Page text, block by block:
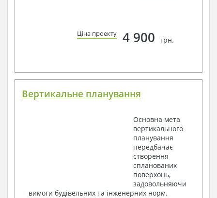
Ціна проекту 4 900 грн.
Вертикальне планування
Основна мета
вертикального
планування
передбачає
створення
спланованих
поверхонь,
задовольняючи
вимоги будівельних та інженерних норм.